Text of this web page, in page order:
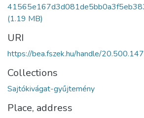
(1.19 MB)
URI
https://bea.fszek.hu/handle/
Collections
Sajtókivágat-gyűjtemény
Place, address